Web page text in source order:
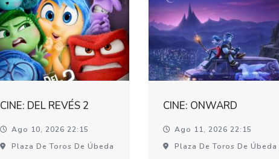
CINE: DEL REVÉS 2
Ago 10, 2026 22:15
Plaza De Toros De Úbeda
CINE: ONWARD
Ago 11, 2026 22:15
Plaza De Toros De Úbeda